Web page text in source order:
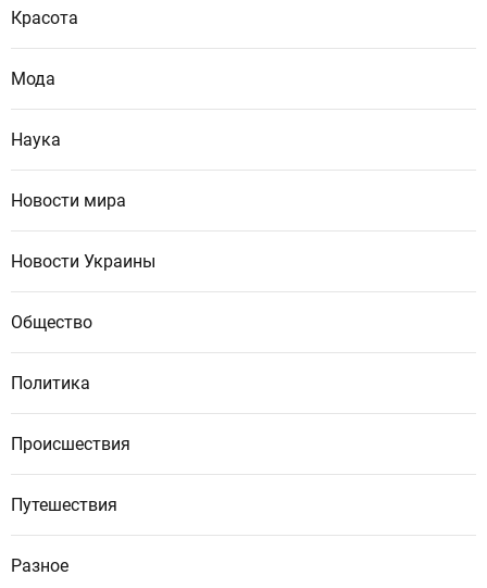
Красота
Мода
Наука
Новости мира
Новости Украины
Общество
Политика
Происшествия
Путешествия
Разное